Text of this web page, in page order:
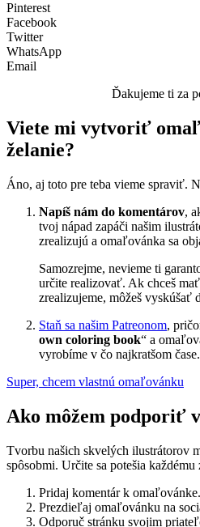
Pinterest
Facebook
Twitter
WhatsApp
Email
Ďakujeme ti za
Viete mi vytvoriť
želanie?
Áno, aj toto pre teba vieme spraviť.
Napíš nám do komentárov,
tvoj nápad zapáči našim
zrealizujú a omaľovánka sa
Samozrejme, nevieme ti
určite realizovať. Ak chceš
zrealizujeme, môžeš vyskúšať
Staň sa našim Patreonom,
own coloring book“ a
vyrobíme v čo najkratšom čase.
Super, chcem vlastnú omaľovánku
Ako môžem podporiť
Tvorbu našich skvelých ilustrátorov
spôsobmi. Určite sa potešia každému
Pridaj komentár k omaľovánke.
Prezdieľaj omaľovánku na
Odporuč stránku svojim